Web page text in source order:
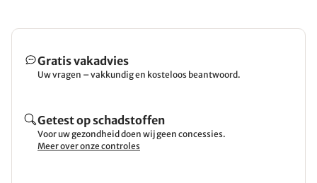
Gratis vakadvies
Uw vragen – vakkundig en kosteloos beantwoord.
Getest op schadstoffen
Voor uw gezondheid doen wij geen concessies.
Meer over onze controles